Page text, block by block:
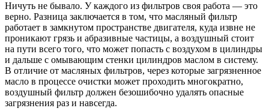
Ничуть не бывало. У каждого из фильтров своя работа — это
верно. Разница заключается в том, что масляный фильтр
работает в замкнутом пространстве двигателя, куда извне не
проникают грязь и абразивные частицы, а воздушный стоит
на пути всего того, что может попасть с воздухом в цилиндры
и дальше с омывающим стенки цилиндров маслом в систему.
В отличие от масляных фильтров, через которые загрязненное
масло в процессе очистки может проходить многократно,
воздушный фильтр должен безошибочно удалять опасные
загрязнения раз и навсегда.